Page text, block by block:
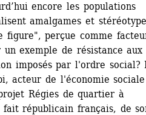
encore les populations
amalgames et
figure", perçue comme
exemple de résistance aux
imposés par l'ordre social?
acteur de l'économie
Régies de quartier à
républicain français, de